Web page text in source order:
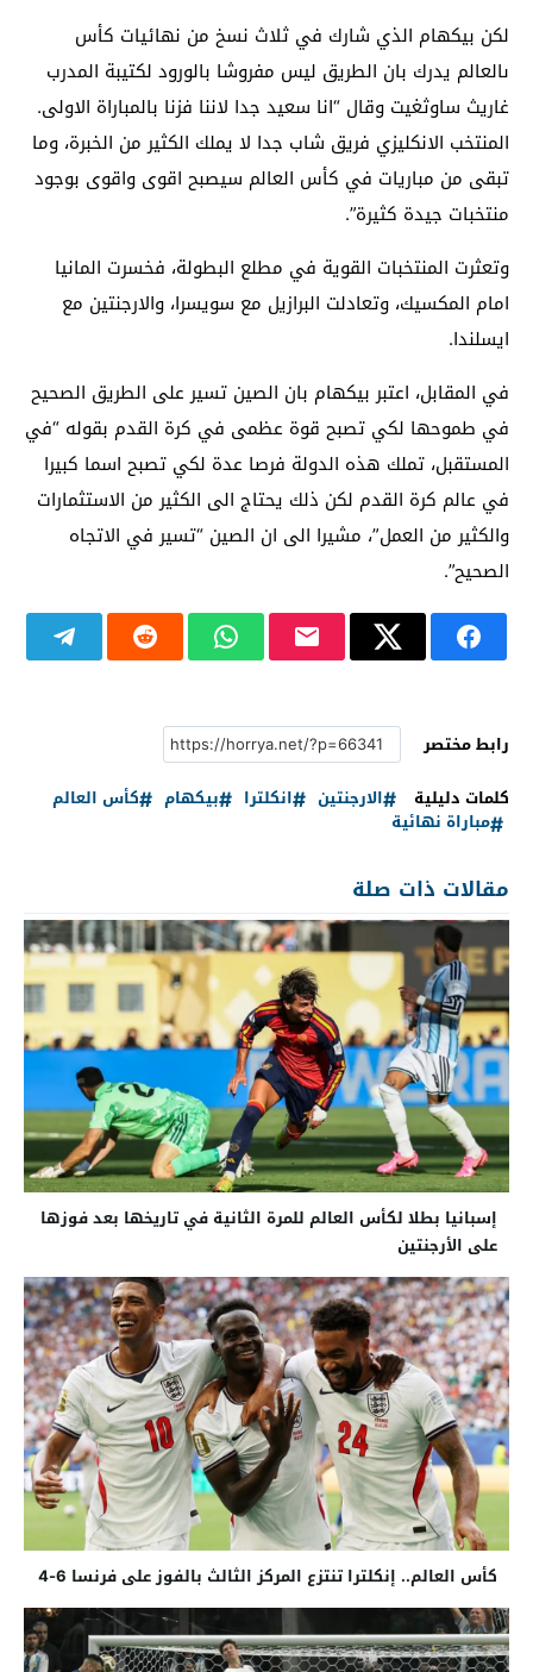
لكن بيكهام الذي شارك في ثلاث نسخ من نهائيات كأس
ىالعالم يدرك بان الطريق ليس مفروشا بالورود لكتيبة المدرب
غاريث ساوثغيت وقال “انا سعيد جدا لاننا فزنا بالمباراة الاولى.
المنتخب الانكليزي فريق شاب جدا لا يملك الكثير من الخبرة، وما
تبقى من مباريات في كأس العالم سيصبح اقوى واقوى بوجود
منتخبات جيدة كثيرة”.
وتعثرت المنتخبات القوية في مطلع البطولة، فخسرت المانيا
امام المكسيك، وتعادلت البرازيل مع سويسرا، والارجنتين مع
ايسلندا.
في المقابل، اعتبر بيكهام بان الصين تسير على الطريق الصحيح
في طموحها لكي تصبح قوة عظمى في كرة القدم بقوله “في
المستقبل، تملك هذه الدولة فرصا عدة لكي تصبح اسما كبيرا
في عالم كرة القدم لكن ذلك يحتاج الى الكثير من الاستثمارات
والكثير من العمل”، مشيرا الى ان الصين “تسير في الاتجاه
الصحيح”.
رابط مختصر
كلمات دليلية
الارجنتين انكلترا بيكهام
كأس العالم
مباراة نهائية
مقالات ذات صلة
إسبانيا بطلا لكأس العالم للمرة الثانية في تاريخها بعد فوزها
على الأرجنتين
كأس العالم.. إنكلترا تنتزع المركز الثالث بالفوز على فرنسا 6-4